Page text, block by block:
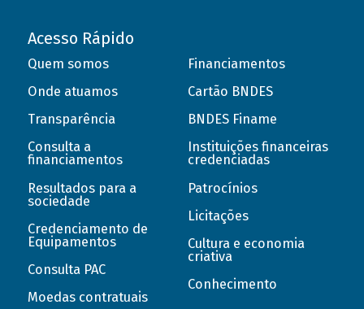
Acesso Rápido
Quem somos
Onde atuamos
Transparência
Consulta a
financiamentos
Resultados para a
sociedade
Credenciamento de
Equipamentos
Consulta PAC
Moedas contratuais
Financiamentos
Cartão BNDES
BNDES Finame
Instituições financeiras
credenciadas
Patrocínios
Licitações
Cultura e economia
criativa
Conhecimento